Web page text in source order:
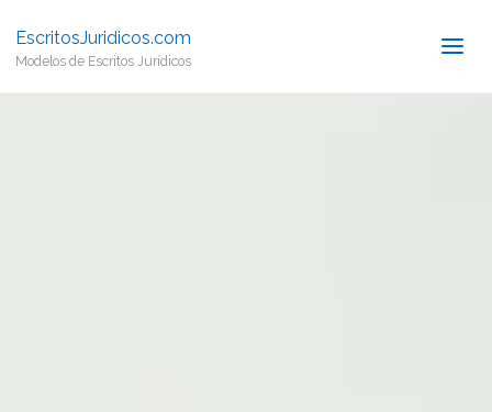
EscritosJuridicos.com
Modelos de Escritos Jurídicos